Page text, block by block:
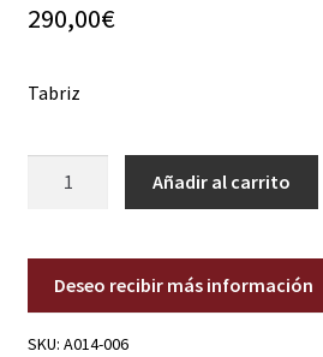
290,00€
Tabriz
Añadir al carrito
Deseo recibir más información
SKU: A014-006